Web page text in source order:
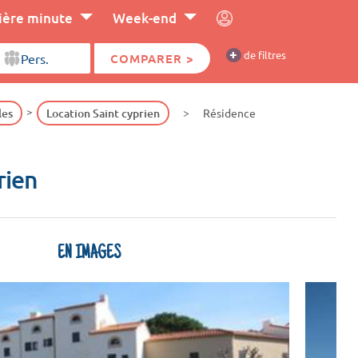
minute Week-end
COMPARER > + de filtres
Location Saint cyprien Résidence
EN IMAGES